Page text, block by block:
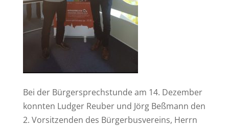
Bei der Bürgersprechstunde am 14. Dezember
konnten Ludger Reuber und Jörg Beßmann den
2. Vorsitzenden des Bürgerbusvereins, Herrn